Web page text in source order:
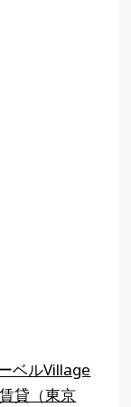
ベルVillage
貸（東京